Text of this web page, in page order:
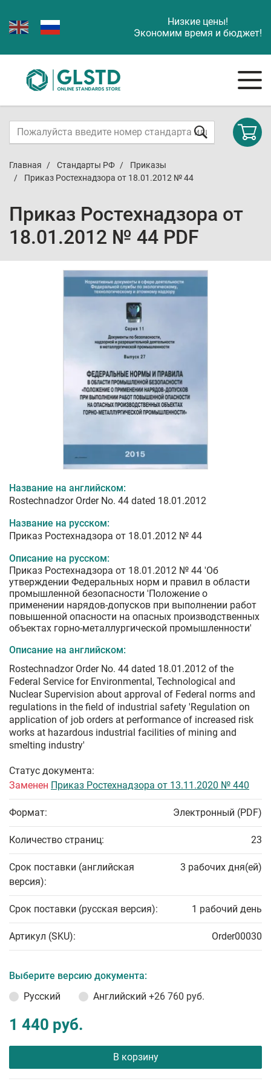
Низкие цены!
Экономим время и бюджет!
Главная Стандарты РФ
Приказы
Приказ Ростехнадзора от 18.01.2012 № 44
Приказ Ростехнадзора от
18.01.2012 № 44 PDF
Название на английском:
Rostechnadzor Order No. 44 dated 18.01.2012
Название на русском:
Приказ Ростехнадзора от 18.01.2012 № 44
Описание на русском:
Приказ Ростехнадзора от 18.01.2012 № 44 'Об
утверждении Федеральных норм и правил в области
промышленной безопасности 'Положение о
применении нарядов-допусков при выполнении работ
повышенной опасности на опасных производственных
объектах горно-металлургической промышленности'
Описание на английском:
Rostechnadzor Order No. 44 dated 18.01.2012 of the
Federal Service for Environmental, Technological and
Nuclear Supervision about approval of Federal norms and
regulations in the field of industrial safety 'Regulation on
application of job orders at performance of increased risk
works at hazardous industrial facilities of mining and
smelting industry'
Статус документа:
Заменен Приказ Ростехнадзора от 13.11.2020 № 440
Формат: Электронный (PDF)
Количество страниц: 23
Срок поставки (английская
версия):
3 рабочих дня(ей)
Срок поставки (русская версия): 1 рабочий день
Артикул (SKU): Order00030
Выберите версию документа:
Русский
Английский +26 760 руб.
1 440 руб.
В корзину